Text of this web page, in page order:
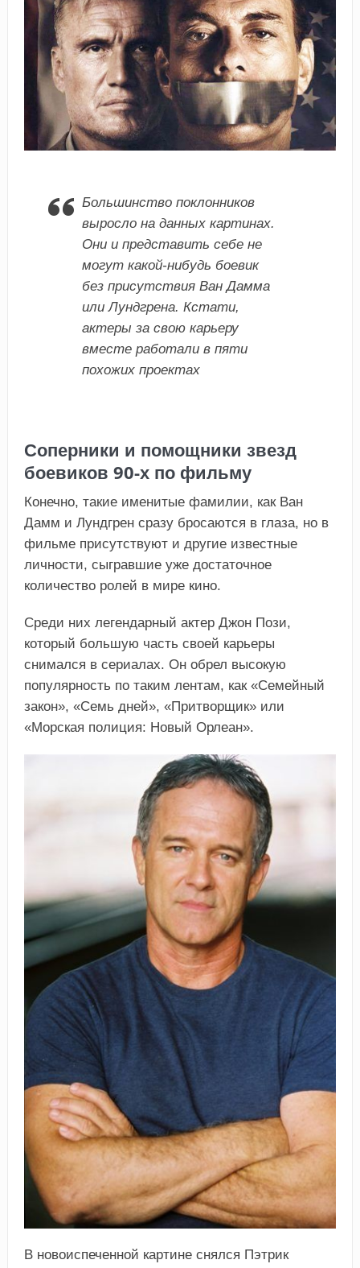
Большинство поклонников
выросло на данных картинах.
Они и представить себе не
могут какой-нибудь боевик
без присутствия Ван Дамма
или Лундгрена. Кстати,
актеры за свою карьеру
вместе работали в пяти
похожих проектах
Соперники и помощники звезд
боевиков 90-х по фильму
Конечно, такие именитые фамилии, как Ван
Дамм и Лундгрен сразу бросаются в глаза, но в
фильме присутствуют и другие известные
личности, сыгравшие уже достаточное
количество ролей в мире кино.
Среди них легендарный актер Джон Пози,
который большую часть своей карьеры
снимался в сериалах. Он обрел высокую
популярность по таким лентам, как «Семейный
закон», «Семь дней», «Притворщик» или
«Морская полиция: Новый Орлеан».
В новоиспеченной картине снялся Пэтрик